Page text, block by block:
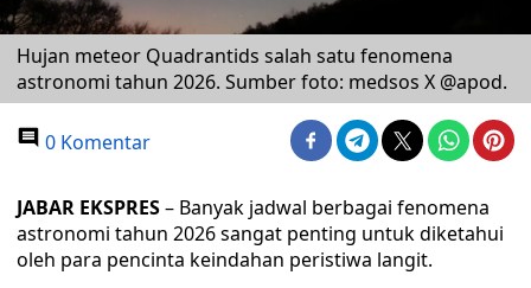
Hujan meteor Quadrantids salah satu fenomena
astronomi tahun 2026. Sumber foto: medsos X @apod.
0 Komentar
JABAR EKSPRES– Banyak jadwal berbagai fenomena
astronomi tahun 2026 sangat penting untuk diketahui
oleh para pencinta keindahan peristiwa langit.